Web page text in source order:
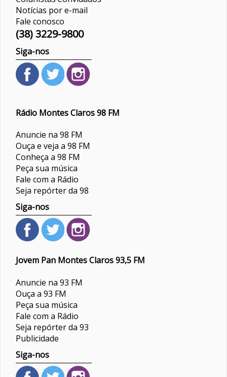
Notícias por e-mail
Fale conosco
(38) 3229-9800
Siga-nos
Rádio Montes Claros 98 FM
Anuncie na 98 FM
Ouça e veja a 98 FM
Conheça a 98 FM
Peça sua música
Fale com a Rádio
Seja repórter da 98
Siga-nos
Jovem Pan Montes Claros 93,5 FM
Anuncie na 93 FM
Ouça a 93 FM
Peça sua música
Fale com a Rádio
Seja repórter da 93
Publicidade
Siga-nos